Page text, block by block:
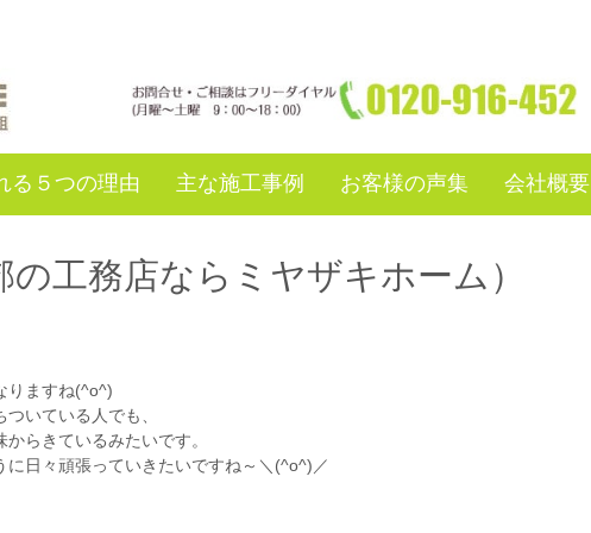
る５つの理由 主な施工事例 お客様の声集 会社概要
工務店ならミヤザキホーム）
りますね(^o^)
いている人でも、
らきているみたいです。
日々頑張っていきたいですね～＼(^o^)／